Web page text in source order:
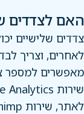
האם לצדדים
צדדים שלישיים
לאחרים, וצריך
מאפשרים למספר